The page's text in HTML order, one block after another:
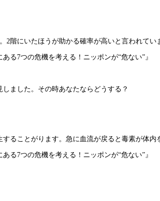
階にいたほうが助かる確率が高いと言われてい
る7つの危機を考える！ニッポンが“危ない”』
ました。その時あなたならどうする？
ることがります。急に血流が戻ると毒素が体内
る7つの危機を考える！ニッポンが“危ない”』